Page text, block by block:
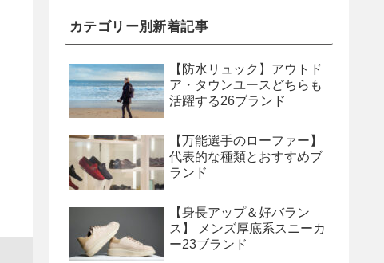
カテゴリー別新着記事
【防水リュック】アウトド
ア・タウンユースどちらも
活躍する26ブランド
【万能選手のローファー】
代表的な種類とおすすめブ
ランド
【身長アップ＆好バラン
ス】 メンズ厚底系スニーカ
ー23ブランド